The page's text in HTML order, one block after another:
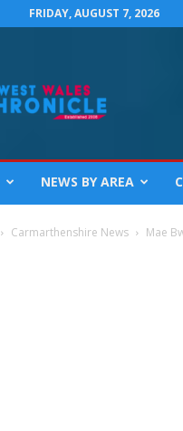
FRIDAY, AUGUST 7, 2026
NEWS BY AREA
Carmarthenshire News Mae